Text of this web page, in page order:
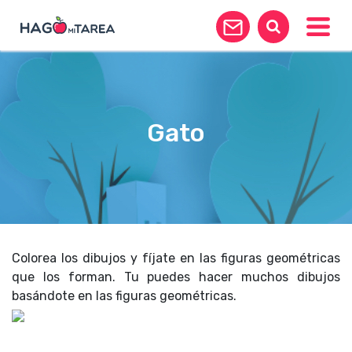
Gato
Colorea los dibujos y fíjate en las figuras geométricas
que los forman. Tu puedes hacer muchos dibujos
basándote en las figuras geométricas.